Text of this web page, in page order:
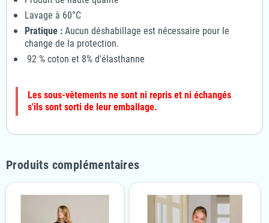
Lavage à 60°C
Pratique : Aucun déshabillage est nécessaire pour le
change de la protection.
92 % coton et 8% d'élasthanne
Les sous-vêtements ne sont ni repris et ni échangés
s'ils sont sorti de leur emballage.
Produits complémentaires